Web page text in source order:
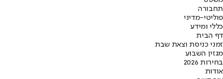
תחבורה
פוליטי-מדיני
כללי ומידע
דף הבית
זמני כניסת וצאת שבת
מגזין השבוע
בחירות 2026
אודות